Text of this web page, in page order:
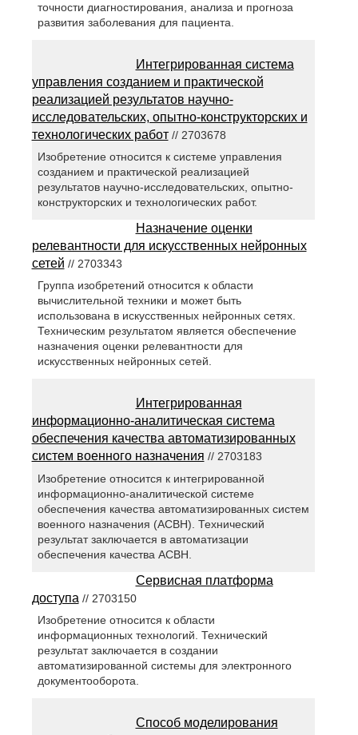
точности диагностирования, анализа и прогноза
развития заболевания для пациента.
Интегрированная система
управления созданием и практической
реализацией результатов научно-
исследовательских, опытно-конструкторских и
технологических работ// 2703678
Изобретение относится к системе управления
созданием и практической реализацией
результатов научно-исследовательских, опытно-
конструкторских и технологических работ.
Назначение оценки
релевантности для искусственных нейронных
сетей // 2703343
Группа изобретений относится к области
вычислительной техники и может быть
использована в искусственных нейронных сетях.
Техническим результатом является обеспечение
назначения оценки релевантности для
искусственных нейронных сетей.
Интегрированная
информационно-аналитическая система
обеспечения качества автоматизированных
систем военного назначения // 2703183
Изобретение относится к интегрированной
информационно-аналитической системе
обеспечения качества автоматизированных систем
военного назначения (АСВН). Технический
результат заключается в автоматизации
обеспечения качества АСВН.
Сервисная платформа
доступа // 2703150
Изобретение относится к области
информационных технологий. Технический
результат заключается в создании
автоматизированной системы для электронного
документооборота.
Способ моделирования